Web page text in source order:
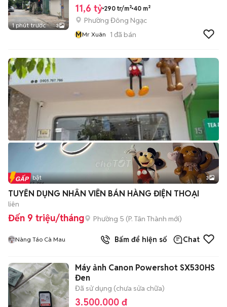
1 phút trước 3
11,6 tỷ 290 tr/m² 40 m²
Phường Đông Ngạc
MMr Xuân 1 đã bán
Tin nổi bật 3
TUYỂN DỤNG NHÂN VIÊN BÁN HÀNG ĐIỆN THOẠI
liên
Đến 9 triệu/tháng Phường 5 (P. Tân Thành mới)
Nàng Táo Cà Mau Bấm để hiện số Chat
Máy ảnh Canon Powershot SX530HS
Đen
Đã sử dụng (chưa sửa chữa)
3.500.000 đ